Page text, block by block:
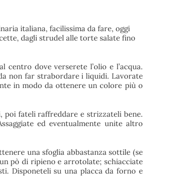
italiana, facilissima da fare, oggi
dagli strudel alle torte salate fino
dove verserete l’olio e l’acqua.
non far strabordare i liquidi. Lavorate
in modo da ottenere un colore più o
poi fateli raffreddare e strizzateli bene.
ed eventualmente unite altro
una sfoglia abbastanza sottile (se
pò di ripieno e arrotolate; schiacciate
Disponeteli su una placca da forno e